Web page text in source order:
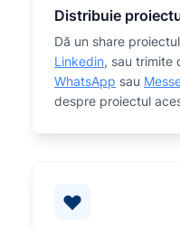
Distribuie
Dă un share
Linkedin, sau trimite
WhatsApp sau
despre proiectul